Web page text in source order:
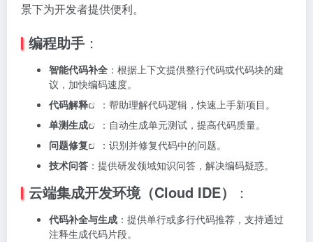
景下为开发者提供便利。
编程助手 ：
智能代码补全 ：根据上下文提供整行代码或代码块的建
议，加快编码速度。
代码解释
：帮助理解代码逻辑，快速上手新项目。
单测生成
：自动生成单元测试，提高代码质量。
问题修复
：识别并修复代码中的问题。
技术问答 ：提供研发领域知识问答，解决编码疑惑。
云端集成开发环境（Cloud IDE） ：
代码补全与生成 ：提供单行或多行代码推荐，支持通过
注释生成代码片段。